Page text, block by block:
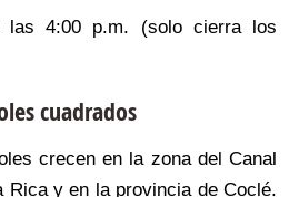
4:00 p.m. (solo cierra los
cuadrados
crecen en la zona del Canal
Rica y en la provincia de Coclé.